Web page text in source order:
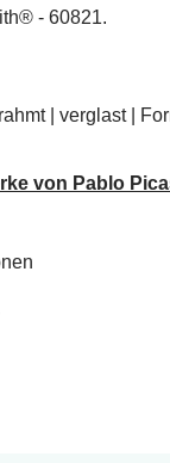
- 60821.
| verglast |
von Pablo